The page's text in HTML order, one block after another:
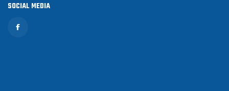
SOCIAL MEDIA